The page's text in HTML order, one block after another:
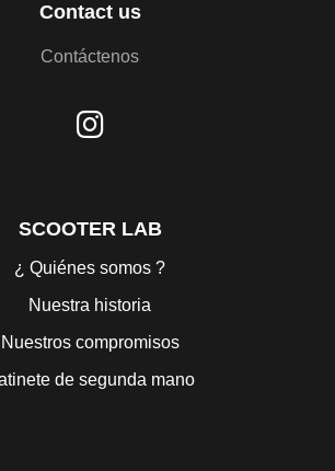
Contact us
Contáctenos
SCOOTER LAB
¿ Quiénes somos ?
Nuestra historia
Nuestros compromisos
de segunda mano